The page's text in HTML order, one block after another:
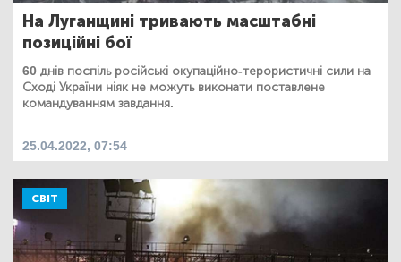
На Луганщині тривають масштабні
позиційні бої
60 днів поспіль російські окупаційно-терористичні сили на
Сході України ніяк не можуть виконати поставлене
командуванням завдання.
25.04.2022, 07:54
СВІТ